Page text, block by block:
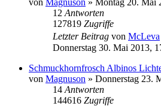
12 Antworten
127819 Zugriffe
Letzter Beitrag von McLeva
Donnerstag 30. Mai 2013,
Schmuckhornfrosch Albinos
von Magnuson » Donnerstag 23.
14 Antworten
144616 Zugriffe